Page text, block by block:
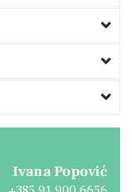
Ivana Popović